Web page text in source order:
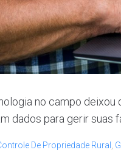
no campo deixou
dados para gerir suas
De Propriedade Rural